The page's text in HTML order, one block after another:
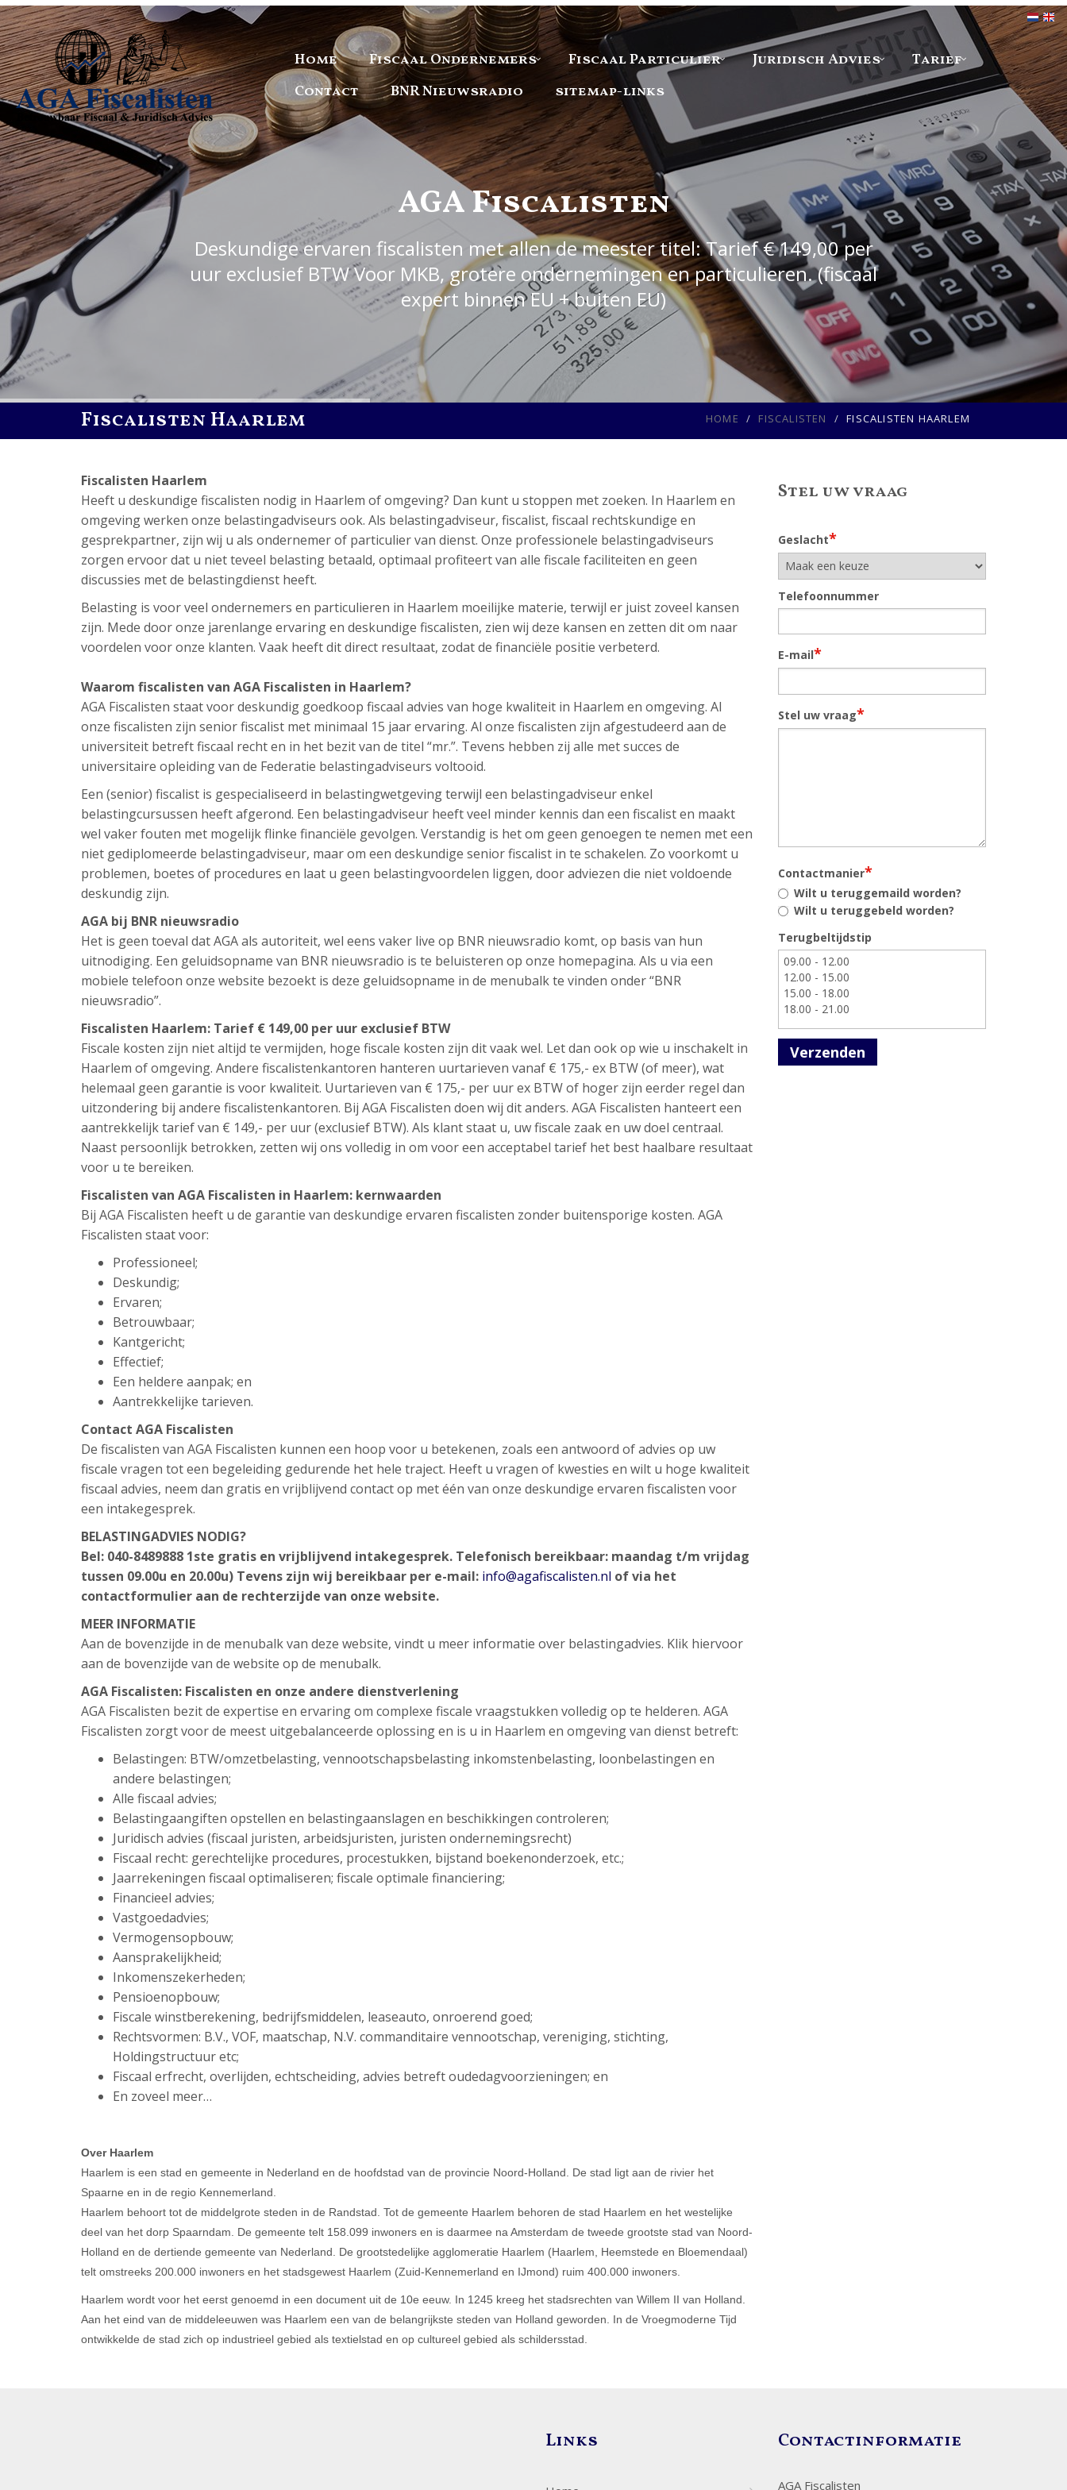
Home Fiscaal Ondernemers Fiscaal Particulier Juridisch Advies
Tarief
Contact
BNR Nieuwsradio sitemap-links
AGA Fiscalisten
Deskundige ervaren fiscalisten met allen de meester titel: Tarief € 149,00 per
uur exclusief BTW Voor MKB, grotere ondernemingen en particulieren. (fiscaal
expert binnen EU + buiten EU)
Fiscalisten Haarlem HOME FISCALISTEN FISCALISTEN HAARLEM
Fiscalisten Haarlem
Heeft u deskundige fiscalisten nodig in Haarlem of omgeving? Dan kunt u stoppen met zoeken. In Haarlem en
omgeving werken onze belastingadviseurs ook. Als belastingadviseur, fiscalist, fiscaal rechtskundige en
gesprekpartner, zijn wij u als ondernemer of particulier van dienst. Onze professionele belastingadviseurs
zorgen ervoor dat u niet teveel belasting betaald, optimaal profiteert van alle fiscale faciliteiten en geen
discussies met de belastingdienst heeft.
Belasting is voor veel ondernemers en particulieren in Haarlem moeilijke materie, terwijl er juist zoveel kansen
zijn. Mede door onze jarenlange ervaring en deskundige fiscalisten, zien wij deze kansen en zetten dit om naar
voordelen voor onze klanten. Vaak heeft dit direct resultaat, zodat de financiële positie verbeterd.
Waarom fiscalisten van AGA Fiscalisten in Haarlem?
AGA Fiscalisten staat voor deskundig goedkoop fiscaal advies van hoge kwaliteit in Haarlem en omgeving. Al
onze fiscalisten zijn senior fiscalist met minimaal 15 jaar ervaring. Al onze fiscalisten zijn afgestudeerd aan de
universiteit betreft fiscaal recht en in het bezit van de titel “mr.”. Tevens hebben zij alle met succes de
universitaire opleiding van de Federatie belastingadviseurs voltooid.
Een (senior) fiscalist is gespecialiseerd in belastingwetgeving terwijl een belastingadviseur enkel
belastingcursussen heeft afgerond. Een belastingadviseur heeft veel minder kennis dan een fiscalist en maakt
wel vaker fouten met mogelijk flinke financiële gevolgen. Verstandig is het om geen genoegen te nemen met een
niet gediplomeerde belastingadviseur, maar om een deskundige senior fiscalist in te schakelen. Zo voorkomt u
problemen, boetes of procedures en laat u geen belastingvoordelen liggen, door adviezen die niet voldoende
deskundig zijn.
AGA bij BNR nieuwsradio
Het is geen toeval dat AGA als autoriteit, wel eens vaker live op BNR nieuwsradio komt, op basis van hun
uitnodiging. Een geluidsopname van BNR nieuwsradio is te beluisteren op onze homepagina. Als u via een
mobiele telefoon onze website bezoekt is deze geluidsopname in de menubalk te vinden onder “BNR
nieuwsradio”.
Fiscalisten Haarlem: Tarief € 149,00 per uur exclusief BTW
Fiscale kosten zijn niet altijd te vermijden, hoge fiscale kosten zijn dit vaak wel. Let dan ook op wie u inschakelt in
Haarlem of omgeving. Andere fiscalistenkantoren hanteren uurtarieven vanaf € 175,- ex BTW (of meer), wat
helemaal geen garantie is voor kwaliteit. Uurtarieven van € 175,- per uur ex BTW of hoger zijn eerder regel dan
uitzondering bij andere fiscalistenkantoren. Bij AGA Fiscalisten doen wij dit anders. AGA Fiscalisten hanteert een
aantrekkelijk tarief van € 149,- per uur (exclusief BTW). Als klant staat u, uw fiscale zaak en uw doel centraal.
Naast persoonlijk betrokken, zetten wij ons volledig in om voor een acceptabel tarief het best haalbare resultaat
voor u te bereiken.
Fiscalisten van AGA Fiscalisten in Haarlem: kernwaarden
Bij AGA Fiscalisten heeft u de garantie van deskundige ervaren fiscalisten zonder buitensporige kosten. AGA
Fiscalisten staat voor:
Professioneel;
Deskundig;
Ervaren;
Betrouwbaar;
Kantgericht;
Effectief;
Een heldere aanpak; en
Aantrekkelijke tarieven.
Contact AGA Fiscalisten
De fiscalisten van AGA Fiscalisten kunnen een hoop voor u betekenen, zoals een antwoord of advies op uw
fiscale vragen tot een begeleiding gedurende het hele traject. Heeft u vragen of kwesties en wilt u hoge kwaliteit
fiscaal advies, neem dan gratis en vrijblijvend contact op met één van onze deskundige ervaren fiscalisten voor
een intakegesprek.
BELASTINGADVIES NODIG?
Bel: 040-8489888 1ste gratis en vrijblijvend intakegesprek. Telefonisch bereikbaar: maandag t/m vrijdag
tussen 09.00u en 20.00u) Tevens zijn wij bereikbaar per e-mail: info@agafiscalisten.nl of via het
contactformulier aan de rechterzijde van onze website.
MEER INFORMATIE
Aan de bovenzijde in de menubalk van deze website, vindt u meer informatie over belastingadvies. Klik hiervoor
aan de bovenzijde van de website op de menubalk.
AGA Fiscalisten: Fiscalisten en onze andere dienstverlening
AGA Fiscalisten bezit de expertise en ervaring om complexe fiscale vraagstukken volledig op te helderen. AGA
Fiscalisten zorgt voor de meest uitgebalanceerde oplossing en is u in Haarlem en omgeving van dienst betreft:
Belastingen: BTW/omzetbelasting, vennootschapsbelasting inkomstenbelasting, loonbelastingen en
andere belastingen;
Alle fiscaal advies;
Belastingaangiften opstellen en belastingaanslagen en beschikkingen controleren;
Juridisch advies (fiscaal juristen, arbeidsjuristen, juristen ondernemingsrecht)
Fiscaal recht: gerechtelijke procedures, procestukken, bijstand boekenonderzoek, etc.;
Jaarrekeningen fiscaal optimaliseren; fiscale optimale financiering;
Financieel advies;
Vastgoedadvies;
Vermogensopbouw;
Aansprakelijkheid;
Inkomenszekerheden;
Pensioenopbouw;
Fiscale winstberekening, bedrijfsmiddelen, leaseauto, onroerend goed;
Rechtsvormen: B.V., VOF, maatschap, N.V. commanditaire vennootschap, vereniging, stichting,
Holdingstructuur etc;
Fiscaal erfrecht, overlijden, echtscheiding, advies betreft oudedagvoorzieningen; en
En zoveel meer…
Over Haarlem
Haarlem is een stad en gemeente in Nederland en de hoofdstad van de provincie Noord-Holland. De stad ligt aan de rivier het
Spaarne en in de regio Kennemerland.
Haarlem behoort tot de middelgrote steden in de Randstad. Tot de gemeente Haarlem behoren de stad Haarlem en het westelijke
deel van het dorp Spaarndam. De gemeente telt 158.099 inwoners en is daarmee na Amsterdam de tweede grootste stad van Noord-
Holland en de dertiende gemeente van Nederland. De grootstedelijke agglomeratie Haarlem (Haarlem, Heemstede en Bloemendaal)
telt omstreeks 200.000 inwoners en het stadsgewest Haarlem (Zuid-Kennemerland en IJmond) ruim 400.000 inwoners.
Haarlem wordt voor het eerst genoemd in een document uit de 10e eeuw. In 1245 kreeg het stadsrechten van Willem II van Holland.
Aan het eind van de middeleeuwen was Haarlem een van de belangrijkste steden van Holland geworden. In de Vroegmoderne Tijd
ontwikkelde de stad zich op industrieel gebied als textielstad en op cultureel gebied als schildersstad.
Stel uw vraag
Geslacht*
Telefoonnummer
E-mail*
Stel uw vraag*
Contactmanier*
Wilt u teruggemaild worden?
Wilt u teruggebeld worden?
Terugbeltijdstip
Verzenden
Links Contactinformatie
AGA Fiscalisten